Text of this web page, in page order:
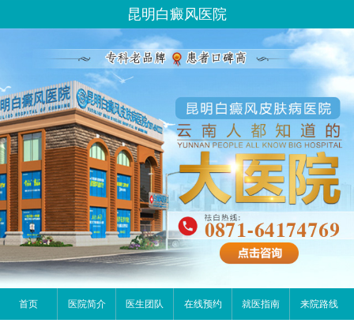
昆明白癜风医院
首页 医院简介 医生团队 在线预约 就医指南 来院路线
请问你是有白斑、白癜风问题吗？